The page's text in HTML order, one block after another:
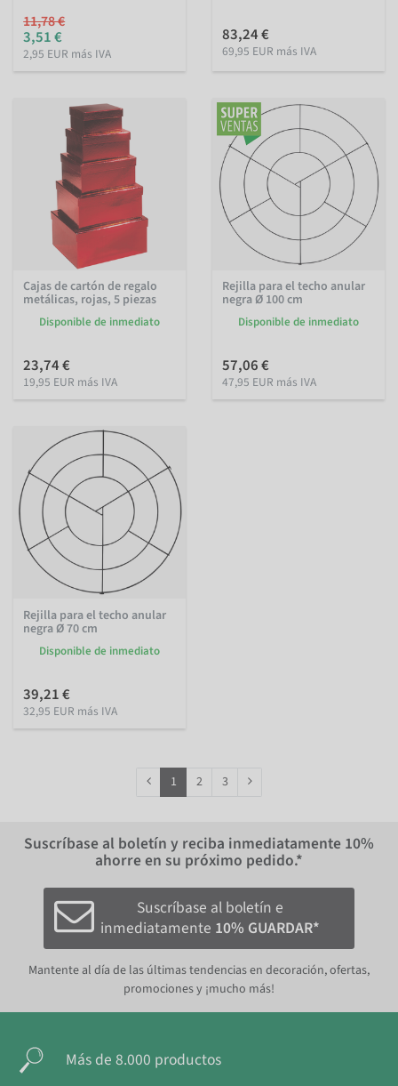
11,78 €
3,51 €
2,95 EUR más IVA
83,24 €
69,95 EUR más IVA
Cajas de cartón de regalo
metálicas, rojas, 5 piezas
Disponible de inmediato
23,74 €
19,95 EUR más IVA
Rejilla para el techo anular
negra Ø 100 cm
Disponible de inmediato
57,06 €
47,95 EUR más IVA
Rejilla para el techo anular
negra Ø 70 cm
Disponible de inmediato
39,21 €
32,95 EUR más IVA
1 2 3
Suscríbase al boletín y reciba inmediatamente 10%
ahorre en su próximo pedido.*
Suscríbase al boletín e
inmediatamente 10% GUARDAR*
Mantente al día de las últimas tendencias en decoración, ofertas,
promociones y ¡mucho más!
Más de 8.000 productos